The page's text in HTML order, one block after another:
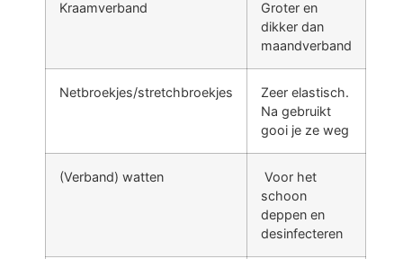
Kraamverband
Groter en
dikker dan
maandverband
Netbroekjes/stretchbroekjes
Zeer elastisch.
Na gebruikt
gooi je ze weg
(Verband) watten
Voor het
schoon
deppen en
desinfecteren